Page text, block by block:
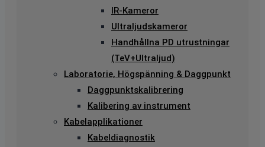
IR-Kameror
Ultraljudskameror
Handhållna PD utrustningar
(TeV+Ultraljud)
Laboratorie, Högspänning & Daggpunkt
Daggpunktskalibrering
Kalibering av instrument
Kabelapplikationer
Kabeldiagnostik